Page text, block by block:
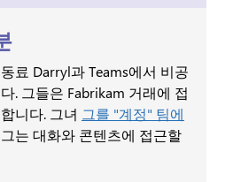
료 Darryl과 Teams에서 비공
. 그들은 Fabrikam 거래에 접
니다. 그녀 그를 "계정" 팀에
는 대화와 콘텐츠에 접근할